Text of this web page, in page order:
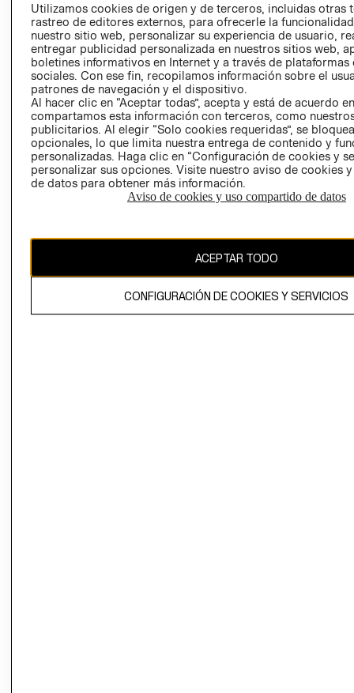
PRENSA
RELACIÓN CON
INVERSIONISTAS
POLÍTICA
EMPRESARIAL
- RETIRO EN
TIENDA
TÉRMINOS Y
CONDICIONES
AVISO DE
PRIVACIDAD
GIFT CARD
AVISO DE
Utilizamos cookies de origen y de terceros, incluidas otras
rastreo de editores externos, para ofrecerle la
nuestro sitio web, personalizar su experiencia de usuario,
entregar publicidad personalizada en nuestros sitios web,
boletines informativos en Internet y a través de plataformas
sociales. Con ese fin, recopilamos información sobre el
patrones de navegación y el dispositivo.
Al hacer clic en “Aceptar todas”, acepta y está de acuerdo
compartamos esta información con terceros, como
publicitarios. Al elegir “Solo cookies requeridas”, se
opcionales, lo que limita nuestra entrega de contenido y
personalizadas. Haga clic en “Configuración de cookies y
personalizar sus opciones. Visite nuestro aviso de cookies
de datos para obtener más información.
Aviso de cookies y uso compartido de datos
ACEPTAR TODO
CONFIGURACIÓN DE COOKIES Y SERVICIOS